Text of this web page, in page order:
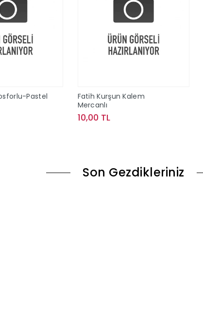
Pastel
Fatih Kurşun Kalem
Mercanlı
10,00 TL
Son Gezdikleriniz